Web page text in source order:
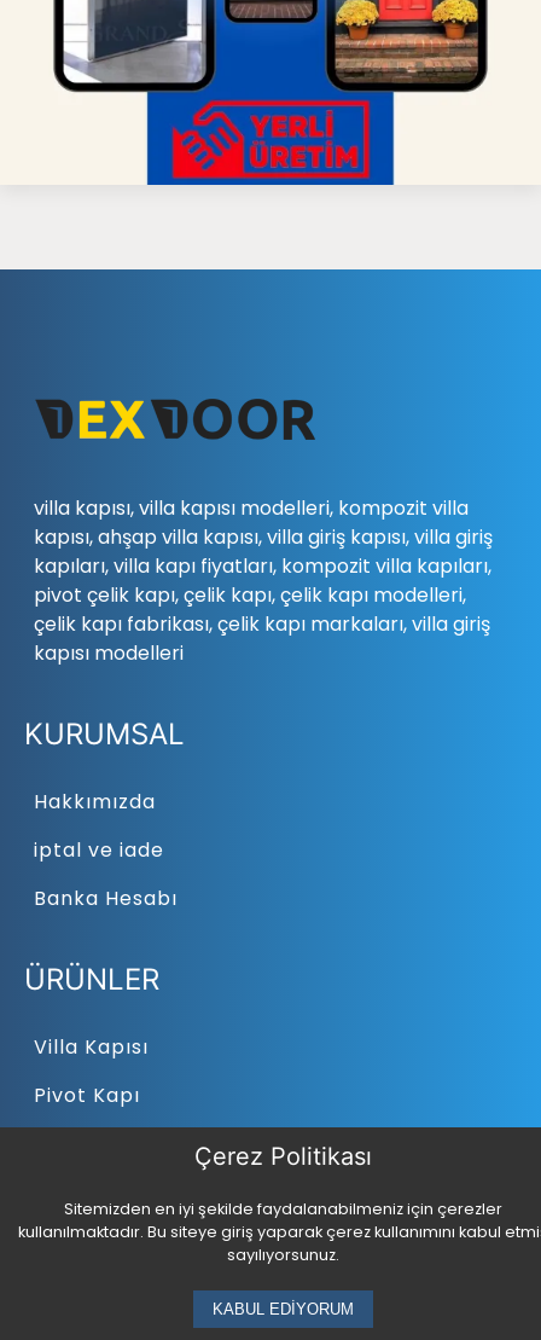
villa kapısı, villa kapısı modelleri, kompozit villa
kapısı, ahşap villa kapısı, villa giriş kapısı, villa giriş
kapıları, villa kapı fiyatları, kompozit villa kapıları,
pivot çelik kapı, çelik kapı, çelik kapı modelleri,
çelik kapı fabrikası, çelik kapı markaları, villa giriş
kapısı modelleri
KURUMSAL
Hakkımızda
iptal ve iade
Banka Hesabı
ÜRÜNLER
Villa Kapısı
Pivot Kapı
Çerez Politikası
Sitemizden en iyi şekilde faydalanabilmeniz için çerezler
kullanılmaktadır. Bu siteye giriş yaparak çerez kullanımını kabul
sayılıyorsunuz.
KABUL EDİYORUM